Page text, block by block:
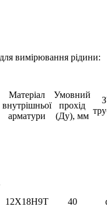
вимірювання рідини:
Матеріал
внутрішньої
арматури
Умовний
прохід
(Ду), мм
12Х18Н9Т
40